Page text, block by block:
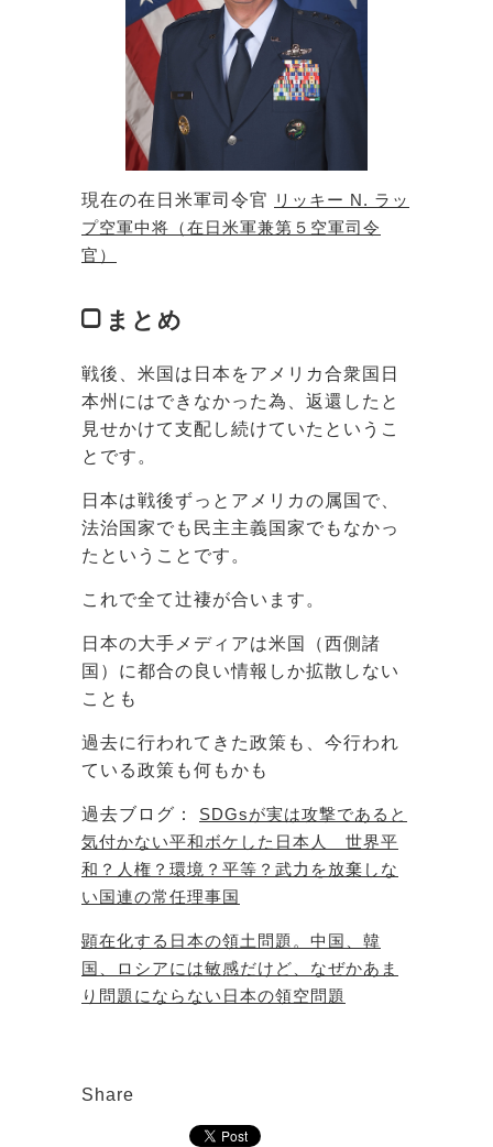
現在の在日米軍司令官 リッキー N. ラッ
プ空軍中将（在日米軍兼第５空軍司令
官）
まとめ
戦後、米国は日本をアメリカ合衆国日
本州にはできなかった為、返還したと
見せかけて支配し続けていたというこ
とです。
日本は戦後ずっとアメリカの属国で、
法治国家でも民主主義国家でもなかっ
たということです。
これで全て辻褄が合います。
日本の大手メディアは米国（西側諸
国）に都合の良い情報しか拡散しない
ことも
過去に行われてきた政策も、今行われ
ている政策も何もかも
過去ブログ： SDGsが実は攻撃であると
気付かない平和ボケした日本人 世界平
和？人権？環境？平等？武力を放棄しな
い国連の常任理事国
顕在化する日本の領土問題。中国、韓
国、ロシアには敏感だけど、なぜかあま
り問題にならない日本の領空問題
Share